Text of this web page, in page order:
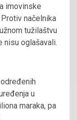
imovinske
načelnika
tužilaštvu
nisu oglašavali.
u
maraka, pa